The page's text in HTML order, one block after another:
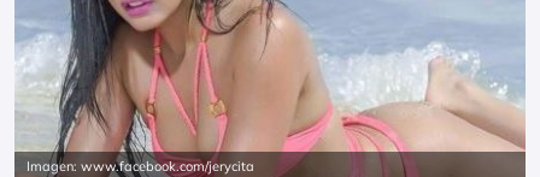
Imagen: www.facebook.com/jerycita